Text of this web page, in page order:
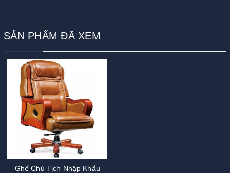
SẢN PHẨM ĐÃ XEM
Ghế Chủ Tịch Nhập Khẩu